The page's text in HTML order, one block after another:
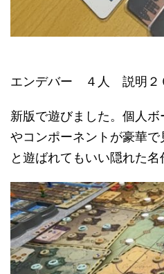
エンデバー ４人 説明２
新版で遊びました。個人
やコンポーネントが豪華
と遊ばれてもいい隠れた名